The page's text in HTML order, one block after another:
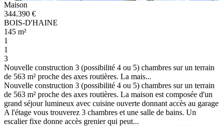
Maison
344.390 €
BOIS-D'HAINE
145 m²
1
1
3
Nouvelle construction 3 (possibilité 4 ou 5) chambres sur un terrain
de 563 m² proche des axes routières. La mais...
Nouvelle construction 3 (possibilité 4 ou 5) chambres sur un terrain
de 563 m² proche des axes routières. La maison est composée d'un
grand séjour lumineux avec cuisine ouverte donnant accès au garage
A l'étage vous trouverez 3 chambres et une salle de bains. Un
escalier fixe donne accès grenier qui peut...